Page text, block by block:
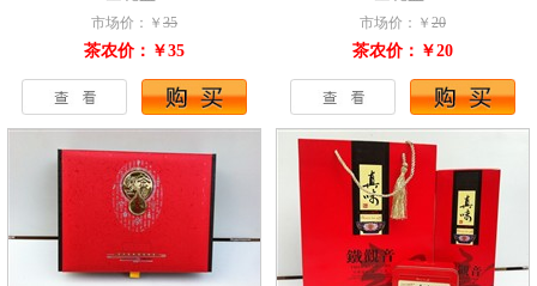
市场价：￥ 35
茶农价：￥35
市场价：￥ 20
茶农价：￥20